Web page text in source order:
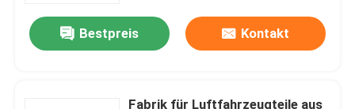
Bestpreis Kontakt
Fabrik für Luftfahrzeugteile aus